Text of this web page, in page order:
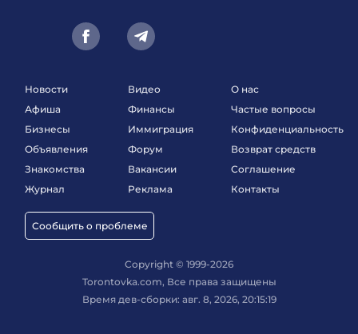
Новости
Афиша
Бизнесы
Объявления
Знакомства
Журнал
Сообщить о проблеме
Видео
Финансы
Иммиграция
Форум
Вакансии
Реклама
О нас
Частые вопросы
Конфиденциальность
Возврат средств
Соглашение
Контакты
Copyright © 1999-2026
Torontovka.com, Все права защищены
Время дев-сборки: авг. 8, 2026, 20:15:19